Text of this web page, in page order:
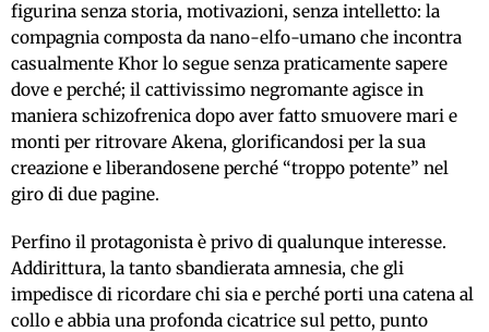
figurina senza storia, motivazioni, senza intelletto: la
compagnia composta da nano-elfo-umano che incontra
casualmente Khor lo segue senza praticamente sapere
dove e perché; il cattivissimo negromante agisce in
maniera schizofrenica dopo aver fatto smuovere mari e
monti per ritrovare Akena, glorificandosi per la sua
creazione e liberandosene perché “troppo potente” nel
giro di due pagine.
Perfino il protagonista è privo di qualunque interesse.
Addirittura, la tanto sbandierata amnesia, che gli
impedisce di ricordare chi sia e perché porti una catena al
collo e abbia una profonda cicatrice sul petto, punto